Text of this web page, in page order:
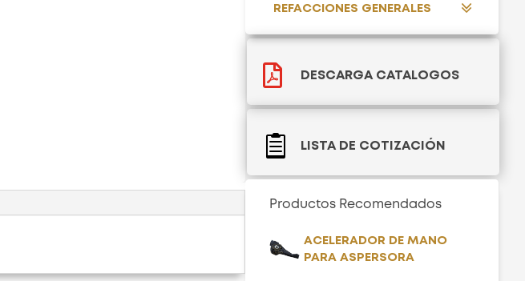
REFACCIONES GENERALES
 DESCARGA CATALOGOS
 LISTA DE COTIZACIÓN
Productos Recomendados
ACELERADOR DE MANO
PARA ASPERSORA